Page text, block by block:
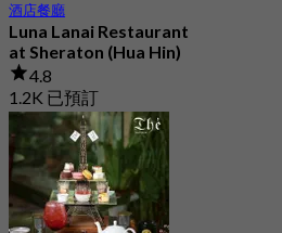
酒店餐廳
Luna Lanai Restaurant
at Sheraton (Hua Hin)
4.8
1.2K 已預訂
起
฿ 397.5